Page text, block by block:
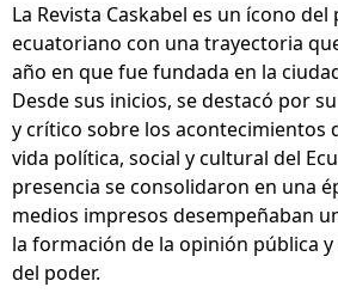
La Revista Caskabel es un ícono
ecuatoriano con una trayectoria
año en que fue fundada en la
Desde sus inicios, se destacó por
y crítico sobre los acontecimientos
vida política, social y cultural del
presencia se consolidaron en una
medios impresos desempeñaban
la formación de la opinión pública
del poder.